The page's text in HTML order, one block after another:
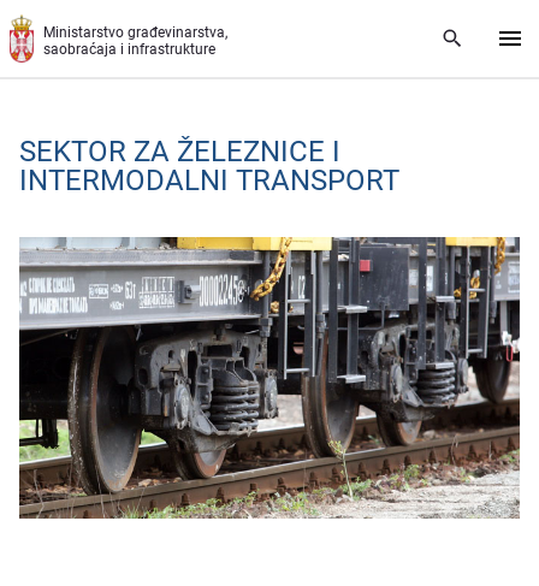
Preskoči na glavni deo sadržaja
Ministarstvo građevinarstva,
saobraćaja i infrastrukture
SЕKTOR ZA ŽЕLЕZNICЕ I
INTЕRMODALNI TRANSPORT